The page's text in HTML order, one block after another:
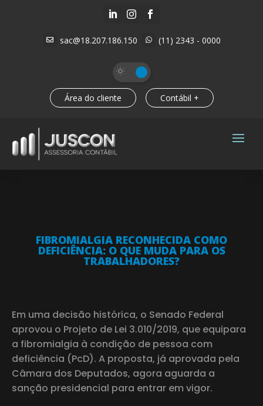
  
 sac@18.207.186.150  (11) 2343 - 0000
Área do cliente Contábil +
FIBROMIALGIA RECONHECIDA COMO
DEFICIÊNCIA: O QUE MUDA PARA OS
TRABALHADORES?
Em uma decisão histórica, o Senado Federal
aprovou o Projeto de Lei 3.010/2019, que equipara
a fibromialgia à condição de pessoa com
deficiência (PcD). A proposta, já aprovada pela
Câmara dos Deputados, agora aguarda a
sanção presidencial para entrar em vigor.